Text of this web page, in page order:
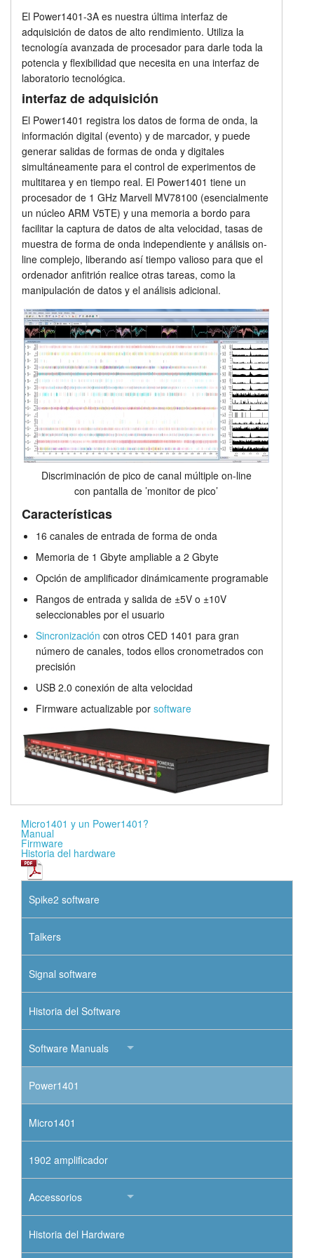
Tutorials
Soporte
Distribuidores
Unidades de expansión
Precios
El Power1401-3A es nuestra última interfaz de
adquisición de datos de alto rendimiento. Utiliza la
tecnología avanzada de procesador para darle toda la
potencia y flexibilidad que necesita en una interfaz de
laboratorio tecnológica.
interfaz de adquisición
El Power1401 registra los datos de forma de onda, la
información digital (evento) y de marcador, y puede
generar salidas de formas de onda y digitales
simultáneamente para el control de experimentos de
multitarea y en tiempo real. El Power1401 tiene un
procesador de 1 GHz Marvell MV78100 (esencialmente
un núcleo ARM V5TE) y una memoria a bordo para
facilitar la captura de datos de alta velocidad, tasas de
muestra de forma de onda independiente y análisis on-
line complejo, liberando así tiempo valioso para que el
ordenador anfitrión realice otras tareas, como la
manipulación de datos y el análisis adicional.
Discriminación de pico de canal múltiple on-line
con pantalla de ’monitor de pico’
Características
16 canales de entrada de forma de onda
Memoria de 1 Gbyte ampliable a 2 Gbyte
Opción de amplificador dinámicamente programable
Rangos de entrada y salida de ±5V o ±10V
seleccionables por el usuario
Sincronización con otros CED 1401 para gran
número de canales, todos ellos cronometrados con
precisión
USB 2.0 conexión de alta velocidad
Firmware actualizable por software
Micro1401 y un Power1401?
Manual
Firmware
Historia del hardware
Spike2 software
Talkers
Signal software
Historia del Software
Software Manuals
Power1401
Micro1401
1902 amplificador
Accessorios
Historia del Hardware